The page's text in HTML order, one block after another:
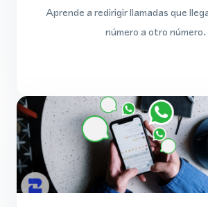
Aprende a redirigir llamadas que
número a otro número.